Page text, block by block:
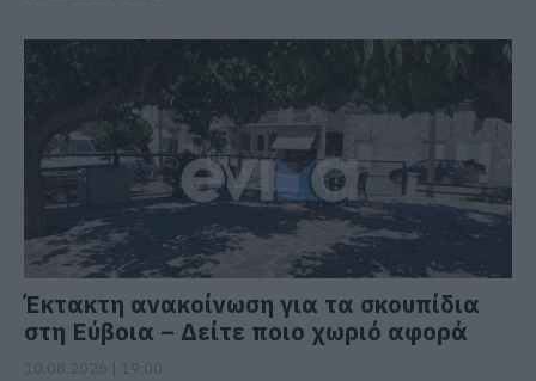
Έκτακτη ανακοίνωση για τα σκουπίδια
στη Εύβοια – Δείτε ποιο χωριό αφορά